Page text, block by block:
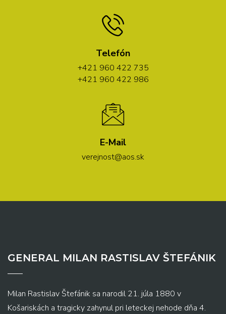
Telefón
+421 960 422 735
+421 960 422 986
E-Mail
verejnost@aos.sk
GENERAL MILAN RASTISLAV ŠTEFÁNIK
Milan Rastislav Štefánik sa narodil 21. júla 1880 v
Košariskách a tragicky zahynul pri leteckej nehode dňa 4.